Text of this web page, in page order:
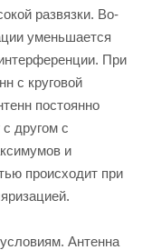
развязки. Во-
уменьшается
При
с круговой
постоянно
другом с
и
происходит при
Антенна